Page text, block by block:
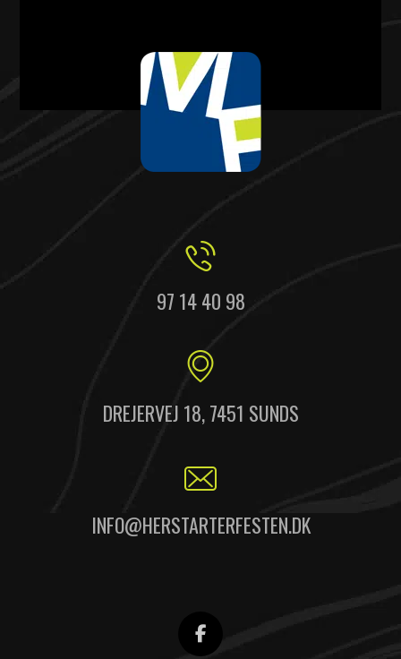
97 14 40 98
DREJERVEJ 18, 7451 SUNDS
INFO@HERSTARTERFESTEN.DK